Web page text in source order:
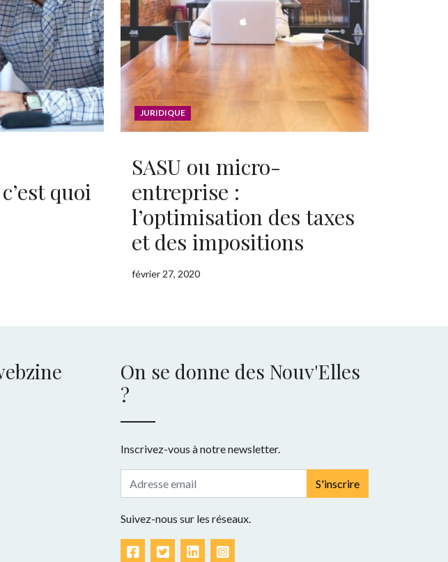
quoi
JURIDIQUE
SASU ou micro-
entreprise :
l’optimisation des taxes
et des impositions
février 27, 2020
On se donne des Nouv'Elles
?
Inscrivez-vous à notre newsletter.
S'inscrire
Suivez-nous sur les réseaux.
FacebookTwitterLinkedIn